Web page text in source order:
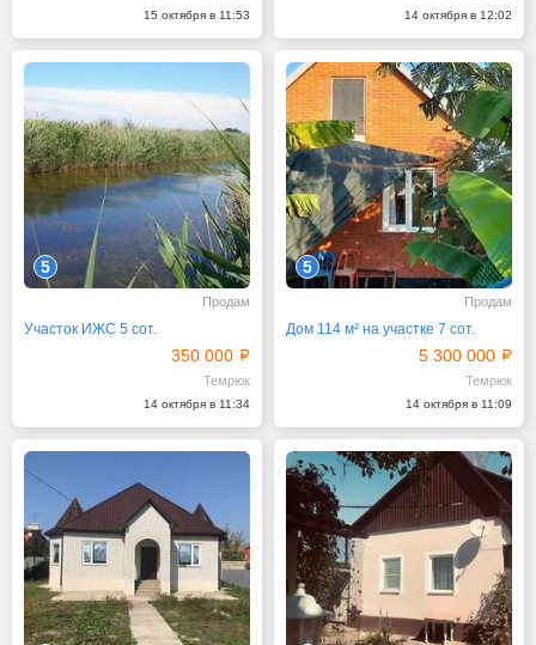
15 октября в 11:53 14 октября в 12:02
5
Продам
Участок ИЖС 5 сот.
350 000
Темрюк
14 октября в 11:34
5
Продам
Дом 114 м² на участке 7 сот.
5 300 000
Темрюк
14 октября в 11:09